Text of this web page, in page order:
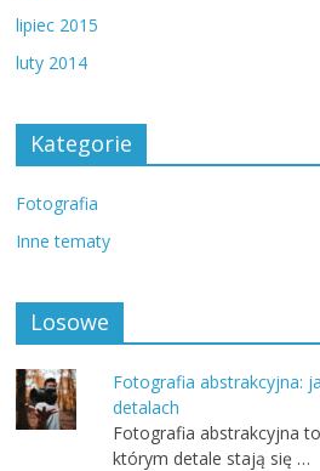
lipiec 2015
luty 2014
Kategorie
Fotografia
Inne tematy
Losowe
Fotografia abstrakcyjna:
detalach
Fotografia abstrakcyjna
którym detale stają się …